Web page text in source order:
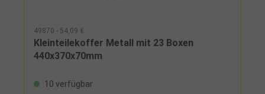
49870 - 54,09 €
Kleinteilekoffer Metall mit 23 Boxen
440x370x70mm
10 verfügbar